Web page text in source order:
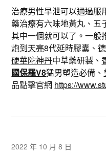
治療男性早泄可以通過服
藥治療有六味地黃丸、五
其中一個就可以了。一般
炮到天亮8代延時膠囊、
硬華陀神丹中草藥研製、
國保羅V8猛男塑造必備、
品點擊官網 https://
2022 年 10 月 8 日